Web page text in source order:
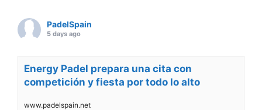
PadelSpain
5 days ago
Energy Padel prepara una cita con
competición y fiesta por todo lo alto
www.padelspain.net